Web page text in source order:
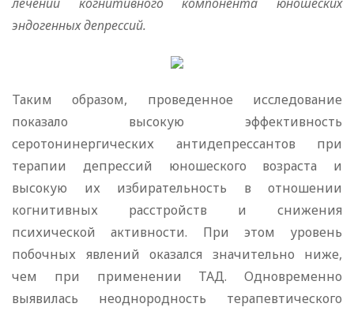
эндогенных депрессий.
Таким образом, проведенное исследование
показало высокую эффективность
серотонинергических антидепрессантов при
терапии депрессий юношеского возраста и
высокую их избирательность в отношении
когнитивных расстройств и снижения
психической активности. При этом уровень
побочных явлений оказался значительно ниже,
чем при применении ТАД. Одновременно
выявилась неоднородность терапевтического